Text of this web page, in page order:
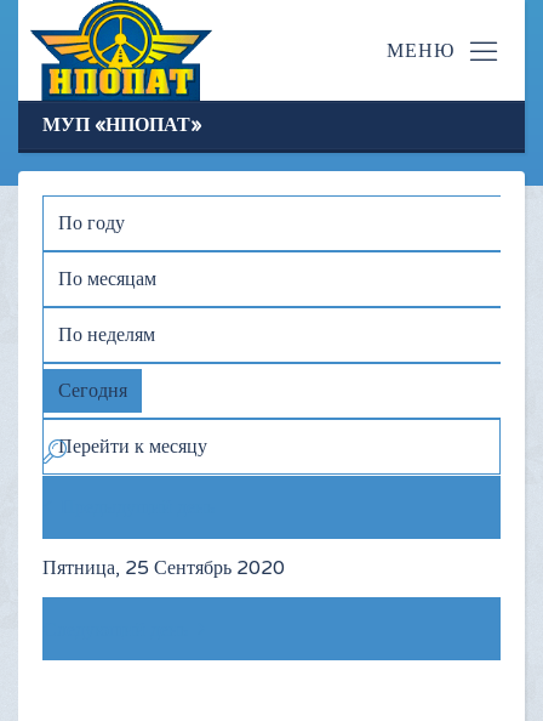
МУП «НПОПАТ»
По году
По месяцам
По неделям
Сегодня
Перейти к месяцу
Пятница, 25 Сентябрь 2020